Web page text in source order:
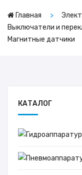
Главная
Выключатели и
Магнитные датчики
КАТАЛОГ